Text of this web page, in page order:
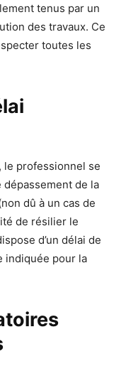
tenus par un
des travaux. Ce
toutes les
le professionnel se
de la
dû à un cas de
de résilier le
d’un délai de
indiquée pour la